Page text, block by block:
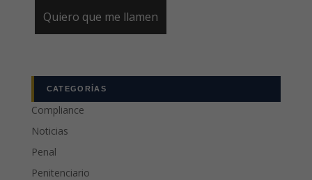
CATEGORÍAS
Compliance
Noticias
Penal
Penitenciario